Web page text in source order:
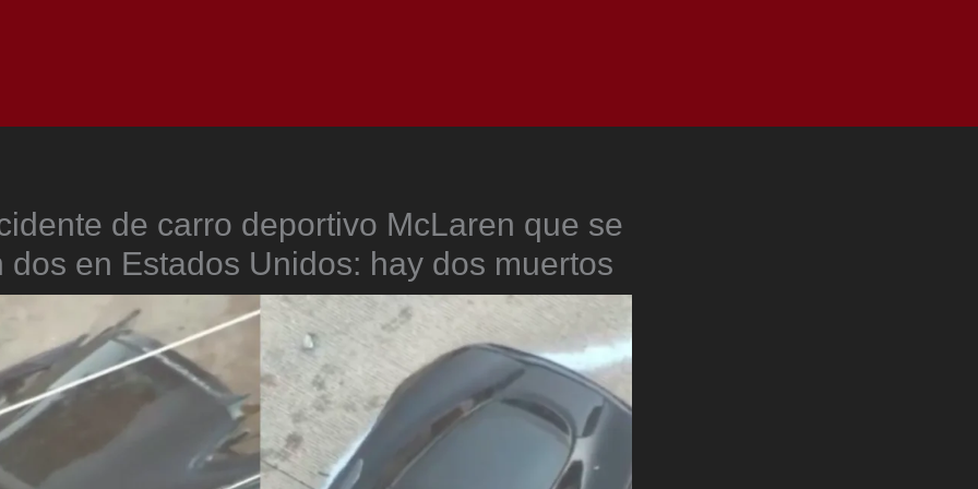
de carro deportivo McLaren que se
dos en Estados Unidos: hay dos muertos